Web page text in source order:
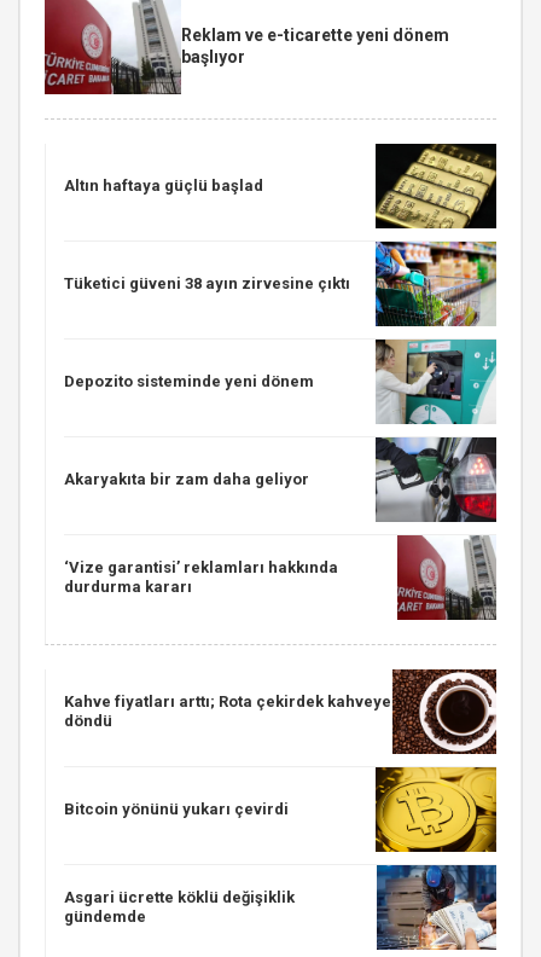
Reklam ve e-ticarette yeni dönem
başlıyor
Altın haftaya güçlü başlad
Tüketici güveni 38 ayın zirvesine çıktı
Depozito sisteminde yeni dönem
Akaryakıta bir zam daha geliyor
‘Vize garantisi’ reklamları hakkında
durdurma kararı
Kahve fiyatları arttı; Rota çekirdek kahveye
döndü
Bitcoin yönünü yukarı çevirdi
Asgari ücrette köklü değişiklik
gündemde